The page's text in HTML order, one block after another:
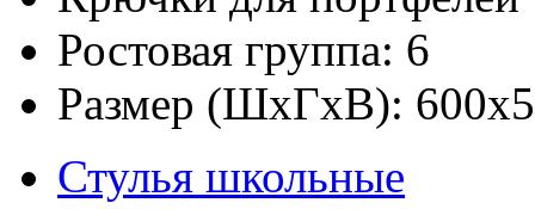
Ростовая группа: 6
Размер (ШхГхВ):
Стулья школьные